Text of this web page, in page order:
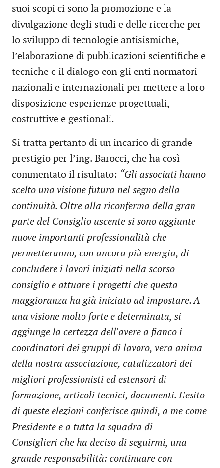
suoi scopi ci sono la promozione e la
divulgazione degli studi e delle ricerche per
lo sviluppo di tecnologie antisismiche,
l’elaborazione di pubblicazioni scientifiche e
tecniche e il dialogo con gli enti normatori
nazionali e internazionali per mettere a loro
disposizione esperienze progettuali,
costruttive e gestionali.
Si tratta pertanto di un incarico di grande
prestigio per l’ing. Barocci, che ha così
commentato il risultato: “Gli associati hanno
scelto una visione futura nel segno della
continuità. Oltre alla riconferma della gran
parte del Consiglio uscente si sono aggiunte
nuove importanti professionalità che
permetteranno, con ancora più energia, di
concludere i lavori iniziati nella scorso
consiglio e attuare i progetti che questa
maggioranza ha già iniziato ad impostare. A
una visione molto forte e determinata, si
aggiunge la certezza dell'avere a fianco i
coordinatori dei gruppi di lavoro, vera anima
della nostra associazione, catalizzatori dei
migliori professionisti ed estensori di
formazione, articoli tecnici, documenti. L'esito
di queste elezioni conferisce quindi, a me come
Presidente e a tutta la squadra di
Consiglieri che ha deciso di seguirmi, una
grande responsabilità: continuare con